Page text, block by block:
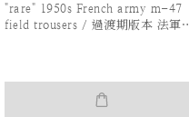
"rare" 1950s French army m-47
field trousers / 過渡期版本 法軍